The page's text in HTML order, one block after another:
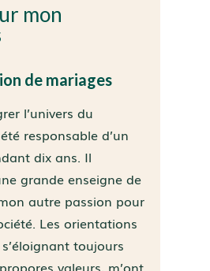
mon
de mariages
l’univers du
responsable d’un
dix ans. Il
grande enseigne de
autre passion pour
Les orientations
toujours
valeurs, m’ont